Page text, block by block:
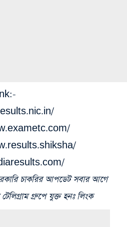
চাকরির আপডেট সবার আগে
গ্রুপে যুক্ত হনঃ লিংক